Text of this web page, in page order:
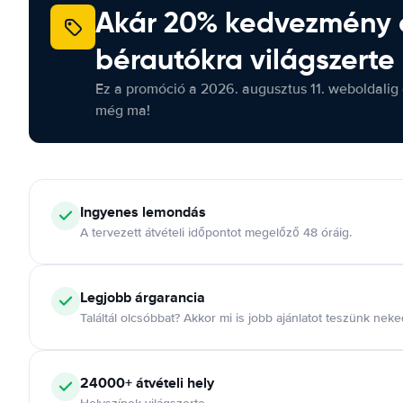
Akár 20% kedvezmény
bérautókra világszerte
Ez a promóció a 2026. augusztus 11.
még ma!
Ingyenes lemondás
A tervezett átvételi időpontot megelőző 48 óráig.
Legjobb árgarancia
Találtál olcsóbbat? Akkor mi is jobb ajánlatot teszünk
24000+ átvételi hely